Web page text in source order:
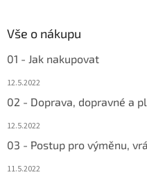
Vše o nákupu
01 - Jak nakupovat
12.5.2022
02 - Doprava, dopravné a
12.5.2022
03 - Postup pro výměnu,
11.5.2022